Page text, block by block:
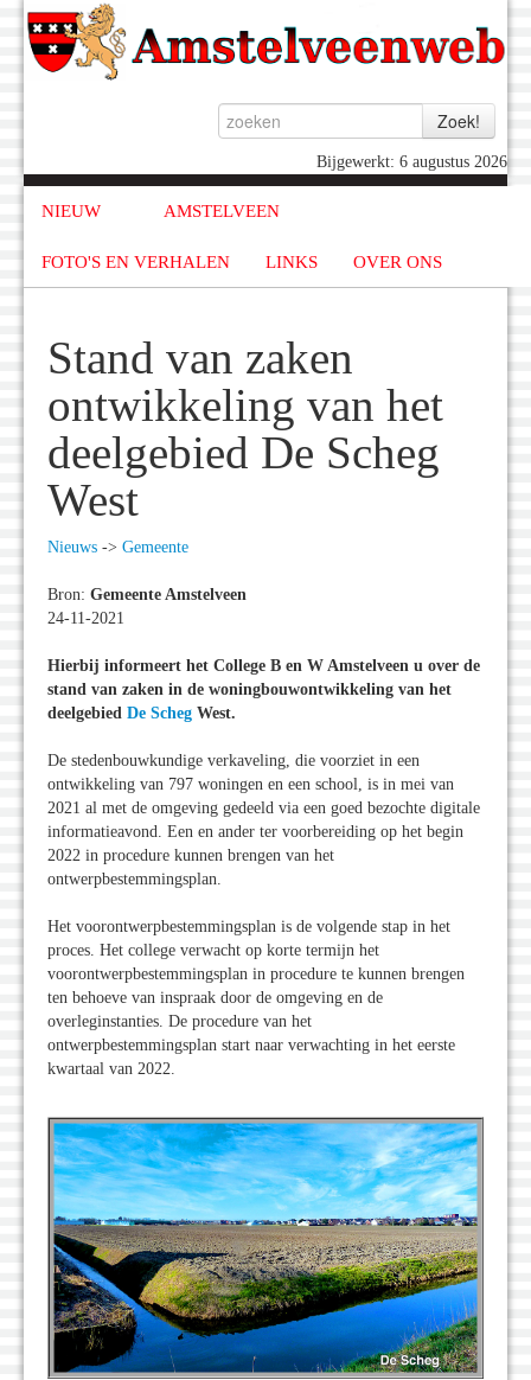
Bijgewerkt: 6 augustus 2026
NIEUW AMSTELVEEN
FOTO'S EN VERHALEN LINKS OVER ONS
Stand van zaken
ontwikkeling van het
deelgebied De Scheg
West
Nieuws -> Gemeente
Bron: Gemeente Amstelveen
24-11-2021
Hierbij informeert het College B en W Amstelveen u over de
stand van zaken in de woningbouwontwikkeling van het
deelgebied De Scheg West.
De stedenbouwkundige verkaveling, die voorziet in een
ontwikkeling van 797 woningen en een school, is in mei van
2021 al met de omgeving gedeeld via een goed bezochte digitale
informatieavond. Een en ander ter voorbereiding op het begin
2022 in procedure kunnen brengen van het
ontwerpbestemmingsplan.
Het voorontwerpbestemmingsplan is de volgende stap in het
proces. Het college verwacht op korte termijn het
voorontwerpbestemmingsplan in procedure te kunnen brengen
ten behoeve van inspraak door de omgeving en de
overleginstanties. De procedure van het
ontwerpbestemmingsplan start naar verwachting in het eerste
kwartaal van 2022.